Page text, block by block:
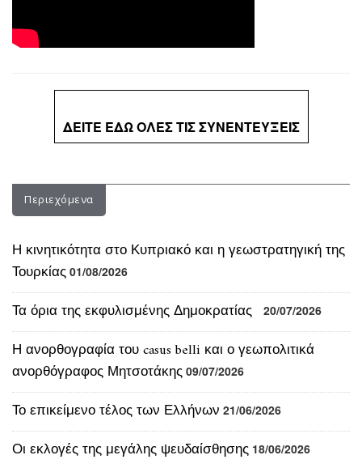
Περιεχόμενα
Η κινητικότητα στο Κυπριακό και η γεωστρατηγική της
Τα όρια της εκφυλισμένης Δημοκρατίας
Η ανορθογραφία του casus belli και ο γεωπολιτικά
ανορθόγραφος Μητσοτάκης 09/07/2026
Το επικείμενο τέλος των Ελλήνων 21/06/2026
Οι εκλογές της μεγάλης ψευδαίσθησης 18/06/2026
Το τέλος του έθνους εντός Ευρωπαϊκής Ένωσης
08/06/2026
Ανατροπές αλλά χωρίς κατάρρευση του κομματικού
συστήματος στην Κύπρο 26/05/2026